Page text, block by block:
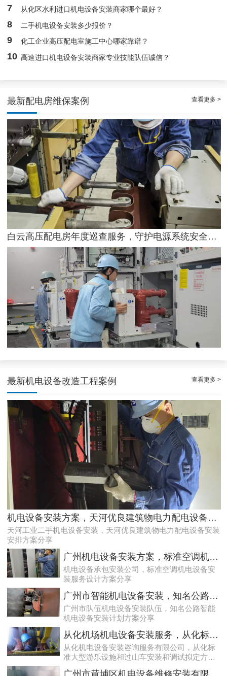
7 从化区水利进口机电设备安装商家哪个最好？
8 二手机电设备安装多少报价？
9 化工企业高压配电室施工中心哪家靠谱？
10 高速进口机电设备安装商家专业技能队伍诚信？
最新配电房维保案例 查看更多 >
白云配电房要求检修服务，支持配电房稳定
白云高压配电房年度巡查服务，守护电源系统安全稳定运行
专家的荔湾配电房10kV检查服务，维持市场运作
最新机电设备改造工程案例 查看更多 >
机电设备安装方案，天河优良建筑物电力配电设备安装安排方案分享
天河工业二手机电设备安装，天河优良建筑物电力配电设备安装
安排方案分享
广州机电设备安装方案，标准空调机电设备安装服务设计方案分享
机电设备承包安装公司，标准空调机电设备安
装服务设计方案分享
广州市智能机电设备安装，知名公路智能机电设备安装计划方案分享
广州市队伍机电设备安装队伍，知名公路智能
机电设备安装计划方案分享
从化机场机电设备安装服务，从化标准大型游乐设施和过山车安装和调试拟定方案分享
从化机电设备安装咨询服务有限公司，从化标
准大型游乐设施和过山车安装和调试拟定方案